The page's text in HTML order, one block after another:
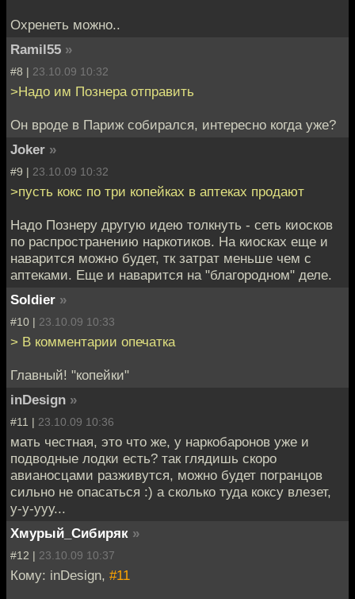
Охренеть можно..
Ramil55 »
#8 | 23.10.09 10:32
>Надо им Познера отправить
Он вроде в Париж собирался, интересно когда уже?
Joker »
#9 | 23.10.09 10:32
>пусть кокс по три копейках в аптеках продают
Надо Познеру другую идею толкнуть - сеть киосков
по распространению наркотиков. На киосках еще и
наварится можно будет, тк затрат меньше чем с
аптеками. Еще и наварится на "благородном" деле.
Soldier »
#10 | 23.10.09 10:33
> В комментарии опечатка
Главный! "копейки"
inDesign »
#11 | 23.10.09 10:36
мать честная, это что же, у наркобаронов уже и
подводные лодки есть? так глядишь скоро
авианосцами разживутся, можно будет погранцов
сильно не опасаться :) а сколько туда коксу влезет,
у-у-ууу...
Хмурый_Сибиряк »
#12 | 23.10.09 10:37
Кому: inDesign, #11